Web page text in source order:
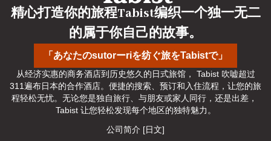
「あなたのsutorーriを纺ぐ旅をTabistで」
精心打造你的旅程Tabist编织一个独一无二
的属于你自己的故事。
从经济实惠的商务酒店到历史悠久的日式旅馆， Tabist 吹嘘超过
311遍布日本的合作酒店。便捷的搜索、预订和入住流程，让您的旅
程轻松无忧。无论您是独自旅行、与朋友或家人同行，还是出差，
Tabist 让您轻松发现每个地区的独特魅力。
公司简介 [日文]